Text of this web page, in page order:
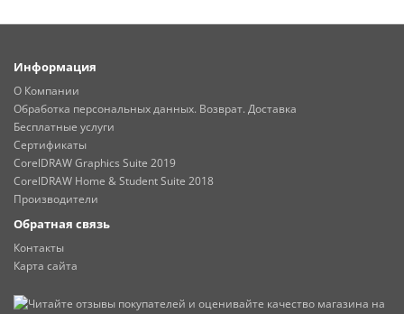
Информация
О Компании
Обработка персональных данных. Возврат. Доставка
Бесплатные услуги
Сертификаты
CorelDRAW Graphics Suite 2019
CorelDRAW Home & Student Suite 2018
Производители
Обратная связь
Контакты
Карта сайта